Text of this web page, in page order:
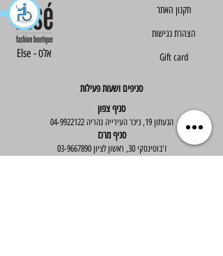
Else - אלס
תקנון האתר​​
הצהרת נגישות
Gift card
סניפים ושעות פעילות
סניף צפון
הגעתון 19, כיכר העירייה נהריה 04-9922122
סניף מרכז
ז'בוטינסקי 30, ראשון לציון 03-9667890